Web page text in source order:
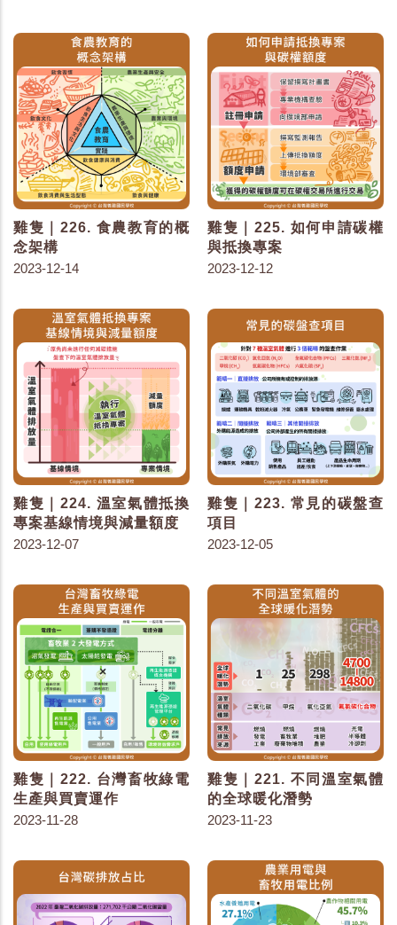
雞隻｜226. 食農教育的概
念架構
2023-12-14
雞隻｜225. 如何申請碳權
與抵換專案
2023-12-12
雞隻｜224. 溫室氣體抵換
專案基線情境與減量額度
2023-12-07
雞隻｜223. 常見的碳盤查
項目
2023-12-05
雞隻｜222. 台灣畜牧綠電
生產與買賣運作
2023-11-28
雞隻｜221. 不同溫室氣體
的全球暖化潛勢
2023-11-23